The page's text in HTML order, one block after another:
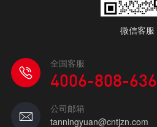
微信客服
全国客服
4006-808-636
公司邮箱
tanningyuan@cntjzn.com